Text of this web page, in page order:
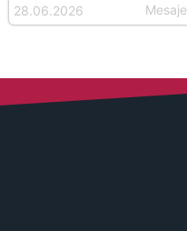
28.06.2026 Mesaje